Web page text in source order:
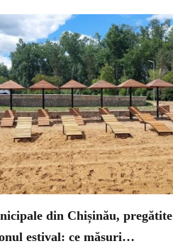
din Chișinău, pregătite
estival: ce măsuri…